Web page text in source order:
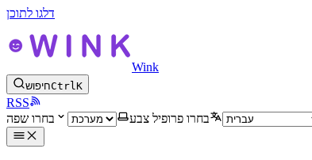
דלגו לתוכן
Wink
חיפושCtrlK
RSS
בחרו פרופיל צבע
בחרו שפה